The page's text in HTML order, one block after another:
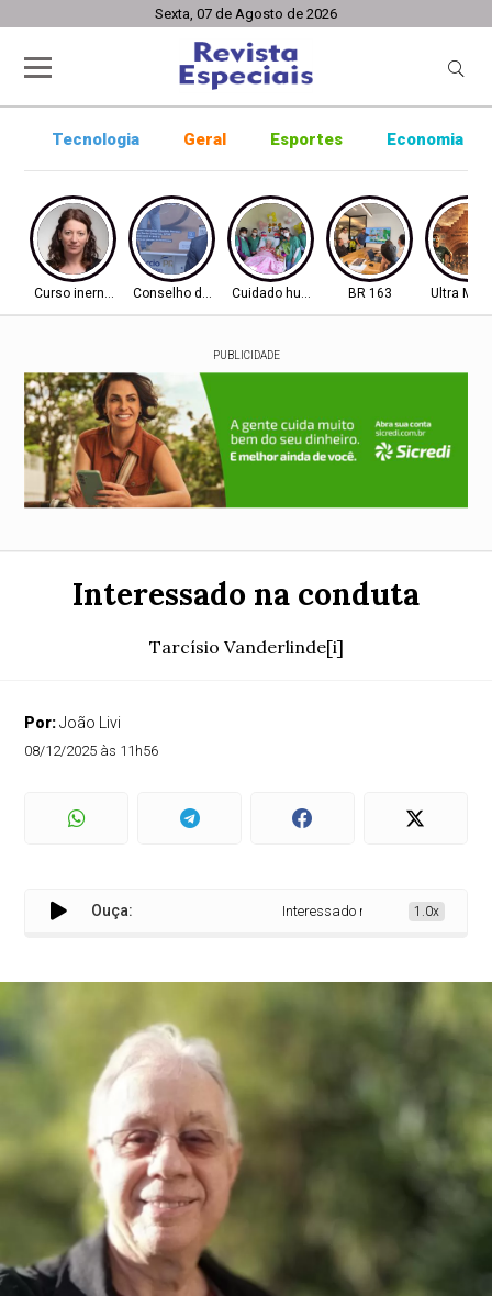
Sexta, 07 de Agosto de 2026
Tecnologia Geral Esportes Economia
Curso inernacionalConselho de InovaçãoCuidado humanizadoBR 163 Ultra
PUBLICIDADE
Interessado na conduta
Tarcísio Vanderlinde[i]
Por:João Livi
08/12/2025 às 11h56
Ouça: Interessado na conduta1.0x